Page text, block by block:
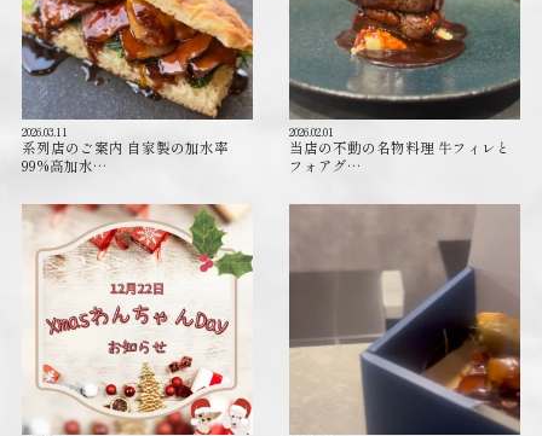
2026.03.11
系列店のご案内 自家製の加水率
99%高加水…
2026.02.01
当店の不動の名物料理 牛フィレと
フォアグ…